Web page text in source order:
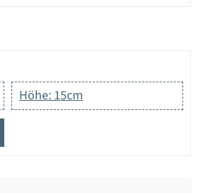
Höhe: 15cm